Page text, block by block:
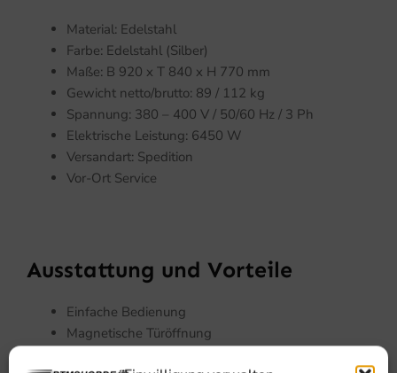
Material: Edelstahl
Farbe: Edelstahl (Silber)
Maße: B 920 x T 840 x H 770 mm
Gewicht netto/brutto: 89 / 112 kg
Spannung: 380 – 400 V / 50/60 Hz / 3 Ph
Elektrische Leistung: 6450 W
Versandart: Spedition
Vor-Ort Service
Ausstattung und Vorteile
Einfache Bedienung
Magnetische Türöffnung